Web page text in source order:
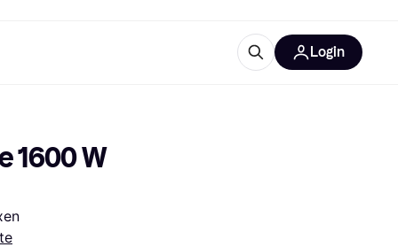
Login
1600 W